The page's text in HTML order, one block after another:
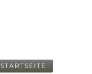
STARTSEITE